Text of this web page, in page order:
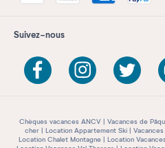
Suivez-nous
Chèques vacances ANCV Vacances de
cher
Location Appartement Ski Vacances
Location Chalet Montagne
Location